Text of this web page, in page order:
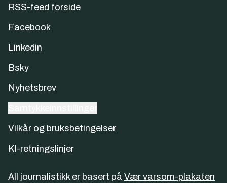
RSS-feed forside
Facebook
Linkedin
Bsky
Nyhetsbrev
Vilkår og bruksbetingelser
KI-retningslinjer
All journalistikk er basert på Vær varsom-plakaten